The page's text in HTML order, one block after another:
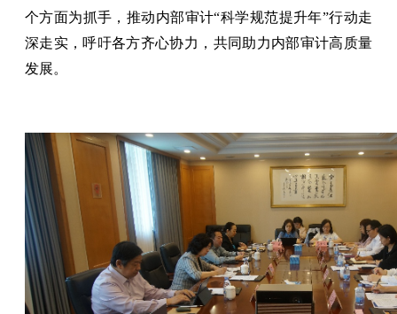
个方面为抓手，推动内部审计“科学规范提升年”行动走
深走实，呼吁各方齐心协力，共同助力内部审计高质量
发展。